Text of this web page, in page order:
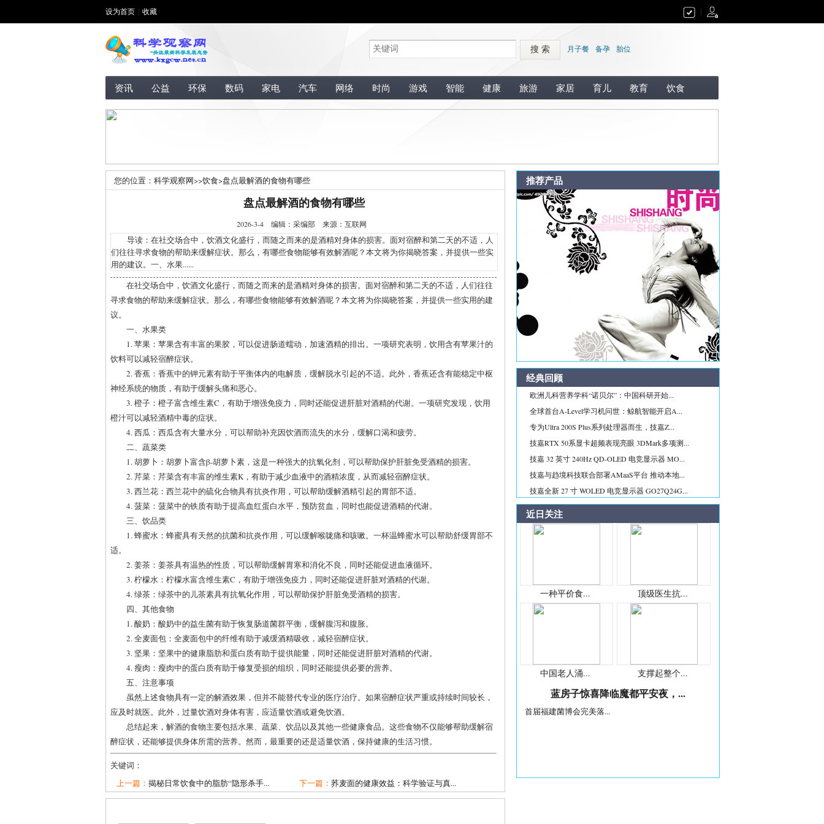
设为首页 收藏
搜 索 月子餐 备孕 胎位
资讯 公益 环保 数码 家电 汽车 网络 时尚 游戏 智能 健康 旅游 家居 育儿 教育 饮食
您的位置： 科学观察网>>饮食>盘点最解酒的食物有哪些
盘点最解酒的食物有哪些
2026-3-4 编辑：采编部 来源：互联网
导读：在社交场合中，饮酒文化盛行，而随之而来的是酒精对身体的损害。面对宿醉和第二天的不适，人
们往往寻求食物的帮助来缓解症状。那么，有哪些食物能够有效解酒呢？本文将为你揭晓答案，并提供一些实
用的建议。一、水果......
在社交场合中，饮酒文化盛行，而随之而来的是酒精对身体的损害。面对宿醉和第二天的不适，人们往往
寻求食物的帮助来缓解症状。那么，有哪些食物能够有效解酒呢？本文将为你揭晓答案，并提供一些实用的建
议。
一、水果类
1. 苹果：苹果含有丰富的果胶，可以促进肠道蠕动，加速酒精的排出。一项研究表明，饮用含有苹果汁的
饮料可以减轻宿醉症状。
2. 香蕉：香蕉中的钾元素有助于平衡体内的电解质，缓解脱水引起的不适。此外，香蕉还含有能稳定中枢
神经系统的物质，有助于缓解头痛和恶心。
3. 橙子：橙子富含维生素C，有助于增强免疫力，同时还能促进肝脏对酒精的代谢。一项研究发现，饮用
橙汁可以减轻酒精中毒的症状。
4. 西瓜：西瓜含有大量水分，可以帮助补充因饮酒而流失的水分，缓解口渴和疲劳。
二、蔬菜类
1. 胡萝卜：胡萝卜富含β-胡萝卜素，这是一种强大的抗氧化剂，可以帮助保护肝脏免受酒精的损害。
2. 芹菜：芹菜含有丰富的维生素K，有助于减少血液中的酒精浓度，从而减轻宿醉症状。
3. 西兰花：西兰花中的硫化合物具有抗炎作用，可以帮助缓解酒精引起的胃部不适。
4. 菠菜：菠菜中的铁质有助于提高血红蛋白水平，预防贫血，同时也能促进酒精的代谢。
三、饮品类
1. 蜂蜜水：蜂蜜具有天然的抗菌和抗炎作用，可以缓解喉咙痛和咳嗽。一杯温蜂蜜水可以帮助舒缓胃部不
适。
2. 姜茶：姜茶具有温热的性质，可以帮助缓解胃寒和消化不良，同时还能促进血液循环。
3. 柠檬水：柠檬水富含维生素C，有助于增强免疫力，同时还能促进肝脏对酒精的代谢。
4. 绿茶：绿茶中的儿茶素具有抗氧化作用，可以帮助保护肝脏免受酒精的损害。
四、其他食物
1. 酸奶：酸奶中的益生菌有助于恢复肠道菌群平衡，缓解腹泻和腹胀。
2. 全麦面包：全麦面包中的纤维有助于减缓酒精吸收，减轻宿醉症状。
3. 坚果：坚果中的健康脂肪和蛋白质有助于提供能量，同时还能促进肝脏对酒精的代谢。
4. 瘦肉：瘦肉中的蛋白质有助于修复受损的组织，同时还能提供必要的营养。
五、注意事项
虽然上述食物具有一定的解酒效果，但并不能替代专业的医疗治疗。如果宿醉症状严重或持续时间较长，
应及时就医。此外，过量饮酒对身体有害，应适量饮酒或避免饮酒。
总结起来，解酒的食物主要包括水果、蔬菜、饮品以及其他一些健康食品。这些食物不仅能够帮助缓解宿
醉症状，还能够提供身体所需的营养。然而，最重要的还是适量饮酒，保持健康的生活习惯。
关键词：
上一篇： 揭秘日常饮食中的脂肪“隐形杀手... 下一篇： 荞麦面的健康效益：科学验证与真...
推荐产品
经典回顾
欧洲儿科营养学科“诺贝尔”：中国科研开始...
全球首台A-Level学习机问世：鲸航智能开启A...
专为Ultra 200S Plus系列处理器而生，技嘉Z...
技嘉RTX 50系显卡超频表现亮眼 3DMark多项测...
技嘉 32 英寸 240Hz QD-OLED 电竞显示器 MO...
技嘉与趋境科技联合部署AMaaS平台 推动本地...
技嘉全新 27 寸 WOLED 电竞显示器 GO27Q24G...
近日关注
一种平价食... 顶级医生抗...
中国老人涌... 支撑起整个...
蓝房子惊喜降临魔都平安夜，...
首届福建菌博会完美落...